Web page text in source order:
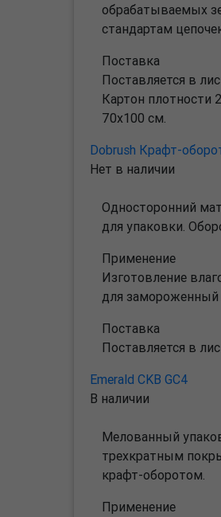
обрабатываемых
стандартам
Поставка
Поставляется в
Картон плотности
70х100 см.
Dobrush Крафт-
Нет в наличии
Односторонний
для упаковки.
Применение
Изготовление
для замороженный
Поставка
Поставляется в
Emerald CKB GC4
В наличии
Мелованный
трехкратным
крафт-оборотом.
Применение